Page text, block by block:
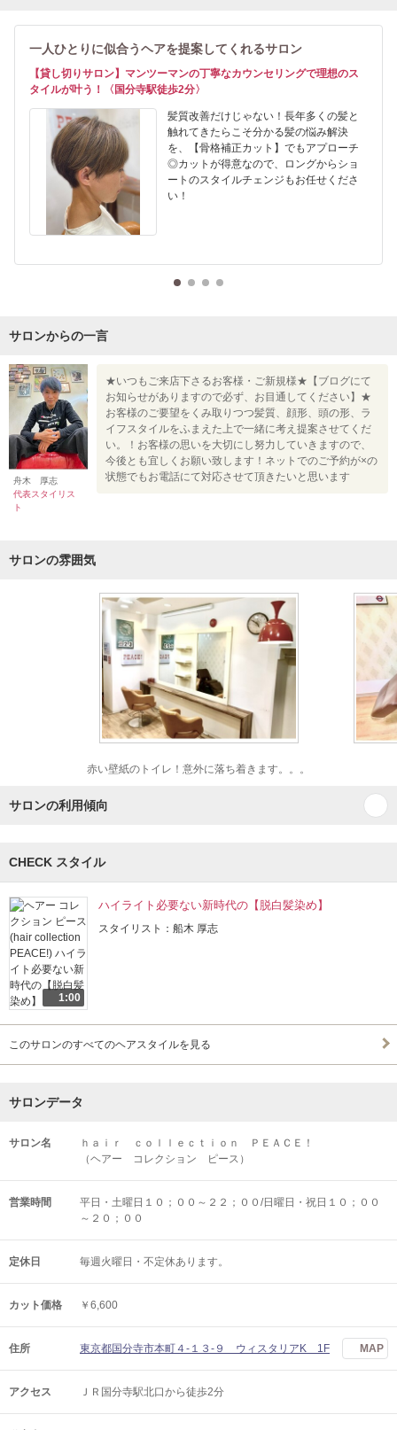
一人ひとりに似合うヘアを提案してくれるサロン
【貸し切りサロン】マンツーマンの丁寧なカウンセリングで理想のス
タイルが叶う！〈国分寺駅徒歩2分〉
髪質改善だけじゃない！長年多くの髪と
触れてきたらこそ分かる髪の悩み解決
を、【骨格補正カット】でもアプローチ
◎カットが得意なので、ロングからショ
ートのスタイルチェンジもお任せくださ
い！
サロンからの一言
舟木 厚志
代表スタイリス
ト
★いつもご来店下さるお客様・ご新規様★【ブログにて
お知らせがありますので必ず、お目通してください】★
お客様のご要望をくみ取りつつ髪質、顔形、頭の形、ラ
イフスタイルをふまえた上で一緒に考え提案させてくだ
い。！お客様の思いを大切にし努力していきますので、
今後とも宜しくお願い致します！ネットでのご予約が×の
状態でもお電話にて対応させて頂きたいと思います
サロンの雰囲気
赤い壁紙のトイレ！意外に落ち着きます。。。
サロンの利用傾向
CHECK スタイル
1:00
ハイライト必要ない新時代の【脱白髪染め】
スタイリスト：船木 厚志
このサロンのすべてのヘアスタイルを見る
サロンデータ
サロン名
ｈａｉｒ ｃｏｌｌｅｃｔｉｏｎ ＰＥＡＣＥ！
（ヘアー コレクション ピース）
営業時間
平日・土曜日１０；００～２２；００/日曜日・祝日１０；００
～２０；００
定休日 毎週火曜日・不定休あります。
カット価格 ￥6,600
住所 東京都国分寺市本町４-１３-９ ウィスタリアK 1F MAP
アクセス ＪＲ国分寺駅北口から徒歩2分